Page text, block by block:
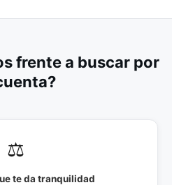
frente a buscar por
⚖️
te da tranquilidad